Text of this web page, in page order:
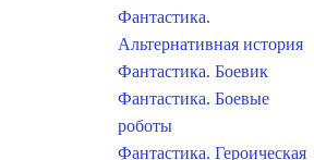
Фантастика.
Альтернативная история
Фантастика. Боевик
Фантастика. Боевые
роботы
Фантастика. Героическая